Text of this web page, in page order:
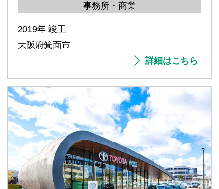
事務所・商業
2019年 竣工
大阪府箕面市
詳細はこちら